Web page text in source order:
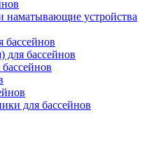
наматывающие устройства
бассейнов
для бассейнов
для бассейнов